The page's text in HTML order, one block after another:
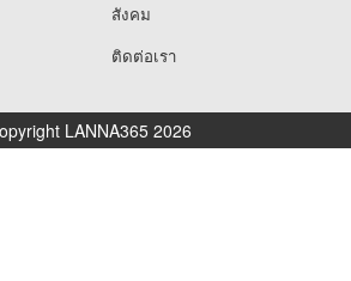
สังคม
ติดต่อเรา
LANNA365 2026